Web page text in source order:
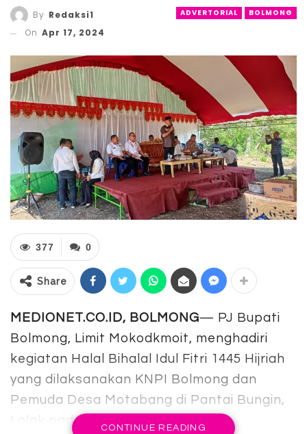
ADVERTORIAL BOLMONG
By Redaksi1
On Apr 17, 2024
0
377
Share
MEDIONET.CO.ID, BOLMONG— PJ Bupati
Bolmong, Limit Mokodkmoit, menghadiri
kegiatan Halal Bihalal Idul Fitri 1445 Hijriah
yang dilaksanakan KNPI Bolmong dan
Pemuda Desa Motabang di Pantai Bungin,
Lolak pada Rabu 17 April 2024.
CONTINUE READING